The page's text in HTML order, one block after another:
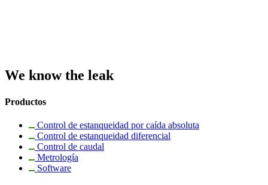
We know the leak
Productos
Control de estanqueidad por caída absoluta
Control de estanqueidad diferencial
Control de caudal
Metrología
Software